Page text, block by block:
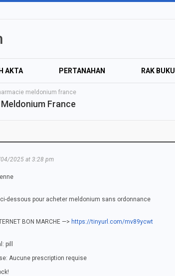
AKTA PERTANAHAN RAK BUKU
meldonium france
France
2025 at 3:28 pm
dessous pour acheter meldonium sans ordonnance
BON MARCHE —> https://tinyurl.com/mv89ycwt
pill
Aucune prescription requise